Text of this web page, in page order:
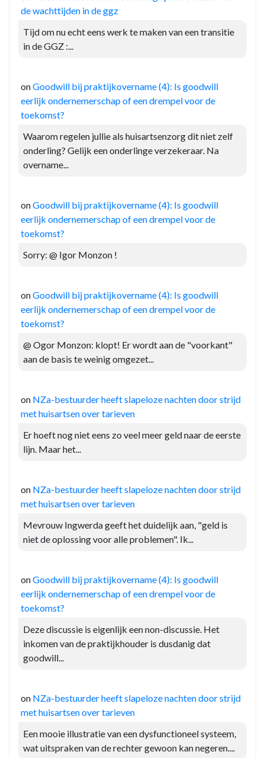
de wachttijden in de ggz
Tijd om nu echt eens werk te maken van een transitie
in de GGZ :...
onGoodwill bij praktijkovername (4): Is goodwill
eerlijk ondernemerschap of een drempel voor de
toekomst?
Waarom regelen jullie als huisartsenzorg dit niet zelf
onderling? Gelijk een onderlinge verzekeraar. Na
overname...
onGoodwill bij praktijkovername (4): Is goodwill
eerlijk ondernemerschap of een drempel voor de
toekomst?
Sorry: @ Igor Monzon !
onGoodwill bij praktijkovername (4): Is goodwill
eerlijk ondernemerschap of een drempel voor de
toekomst?
@ Ogor Monzon: klopt! Er wordt aan de "voorkant"
aan de basis te weinig omgezet...
on NZa-bestuurder heeft slapeloze nachten door strijd
met huisartsen over tarieven
Er hoeft nog niet eens zo veel meer geld naar de eerste
lijn. Maar het...
on NZa-bestuurder heeft slapeloze nachten door strijd
met huisartsen over tarieven
Mevrouw Ingwerda geeft het duidelijk aan, "geld is
niet de oplossing voor alle problemen". Ik...
onGoodwill bij praktijkovername (4): Is goodwill
eerlijk ondernemerschap of een drempel voor de
toekomst?
Deze discussie is eigenlijk een non-discussie. Het
inkomen van de praktijkhouder is dusdanig dat
goodwill...
on NZa-bestuurder heeft slapeloze nachten door strijd
met huisartsen over tarieven
Een mooie illustratie van een dysfunctioneel systeem,
wat uitspraken van de rechter gewoon kan negeren....